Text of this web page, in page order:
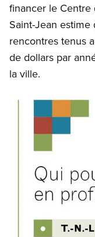
financer le Centre
Saint-Jean
rencontres tenus
de dollars par
la ville.